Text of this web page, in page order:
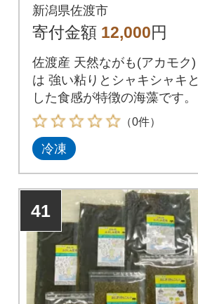
新潟県佐渡市
寄付金額 12,000円
佐渡産 天然ながも(アカモク)
は 強い粘りとシャキシャキと
した食感が特徴の海藻です。
（0件）
冷凍
41